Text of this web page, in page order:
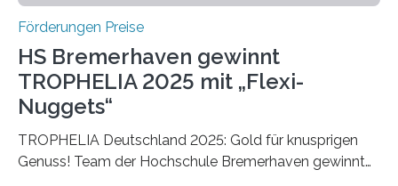
Förderungen Preise
HS Bremerhaven gewinnt
TROPHELIA 2025 mit „Flexi-
Nuggets“
TROPHELIA Deutschland 2025: Gold für knusprigen
Genuss! Team der Hochschule Bremerhaven gewinnt